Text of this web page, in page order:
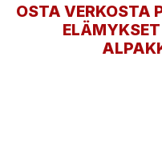
OSTA VERKOSTA